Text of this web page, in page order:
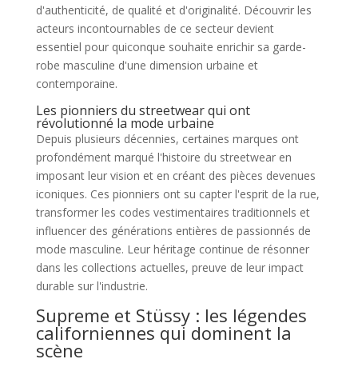
d'authenticité, de qualité et d'originalité. Découvrir les
acteurs incontournables de ce secteur devient
essentiel pour quiconque souhaite enrichir sa garde-
robe masculine d'une dimension urbaine et
contemporaine.
Les pionniers du streetwear qui ont
révolutionné la mode urbaine
Depuis plusieurs décennies, certaines marques ont
profondément marqué l'histoire du streetwear en
imposant leur vision et en créant des pièces devenues
iconiques. Ces pionniers ont su capter l'esprit de la rue,
transformer les codes vestimentaires traditionnels et
influencer des générations entières de passionnés de
mode masculine. Leur héritage continue de résonner
dans les collections actuelles, preuve de leur impact
durable sur l'industrie.
Supreme et Stüssy : les légendes
californiennes qui dominent la
scène